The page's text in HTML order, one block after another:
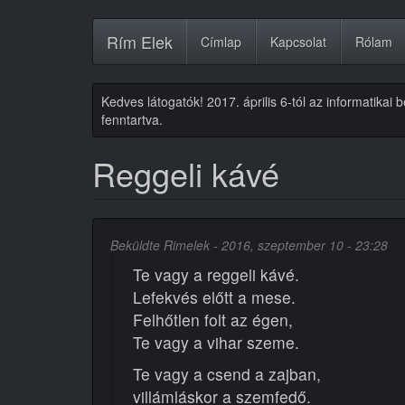
Rím Elek Címlap Kapcsolat Rólam
Kedves látogatók! 2017. április 6-tól az informatikai
fenntartva.
Reggeli kávé
Beküldte Rimelek - 2016, szeptember 10 - 23:28
Te vagy a reggeli kávé.
Lefekvés előtt a mese.
Felhőtlen folt az égen,
Te vagy a vihar szeme.
Te vagy a csend a zajban,
villámláskor a szemfedő.